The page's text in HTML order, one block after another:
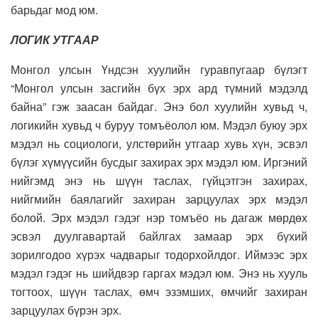
барьдаг мод юм.
ЛОГИК УТГААР
Монгол улсын Үндсэн хуулийн гуравпугаар бүлэгт
“Монгол улсын засгийн бүх эрх ард түмний мэдэлд
байна” гэж заасан байдаг. Энэ бол хуулийн хувьд ч,
логикийн хувьд ч буруу томъёолол юм. Мэдэл буюу эрх
мэдэл нь социологи, улстөрийн утгаар хувь хүн, эсвэл
бүлэг хүмүүсийн бусдыг захирах эрх мэдэл юм. Иргэний
нийгэмд энэ нь шүүн таслах, гүйцэтгэн захирах,
нийгмийн баялагийг захиран зарцуулах эрх мэдэл
болой. Эрх мэдэл гэдэг нэр томъёо нь дагаж мөрдөх
эсвэл дуулгавартай байлгах замаар эрх бүхий
зорилгодоо хүрэх чадварыг тодорхойлдог. Иймээс эрх
мэдэл гэдэг нь шийдвэр гаргах мэдэл юм. Энэ нь хууль
тогтоох, шүүн таслах, өмч эзэмших, өмчийг захиран
зарцуулах бүрэн эрх.